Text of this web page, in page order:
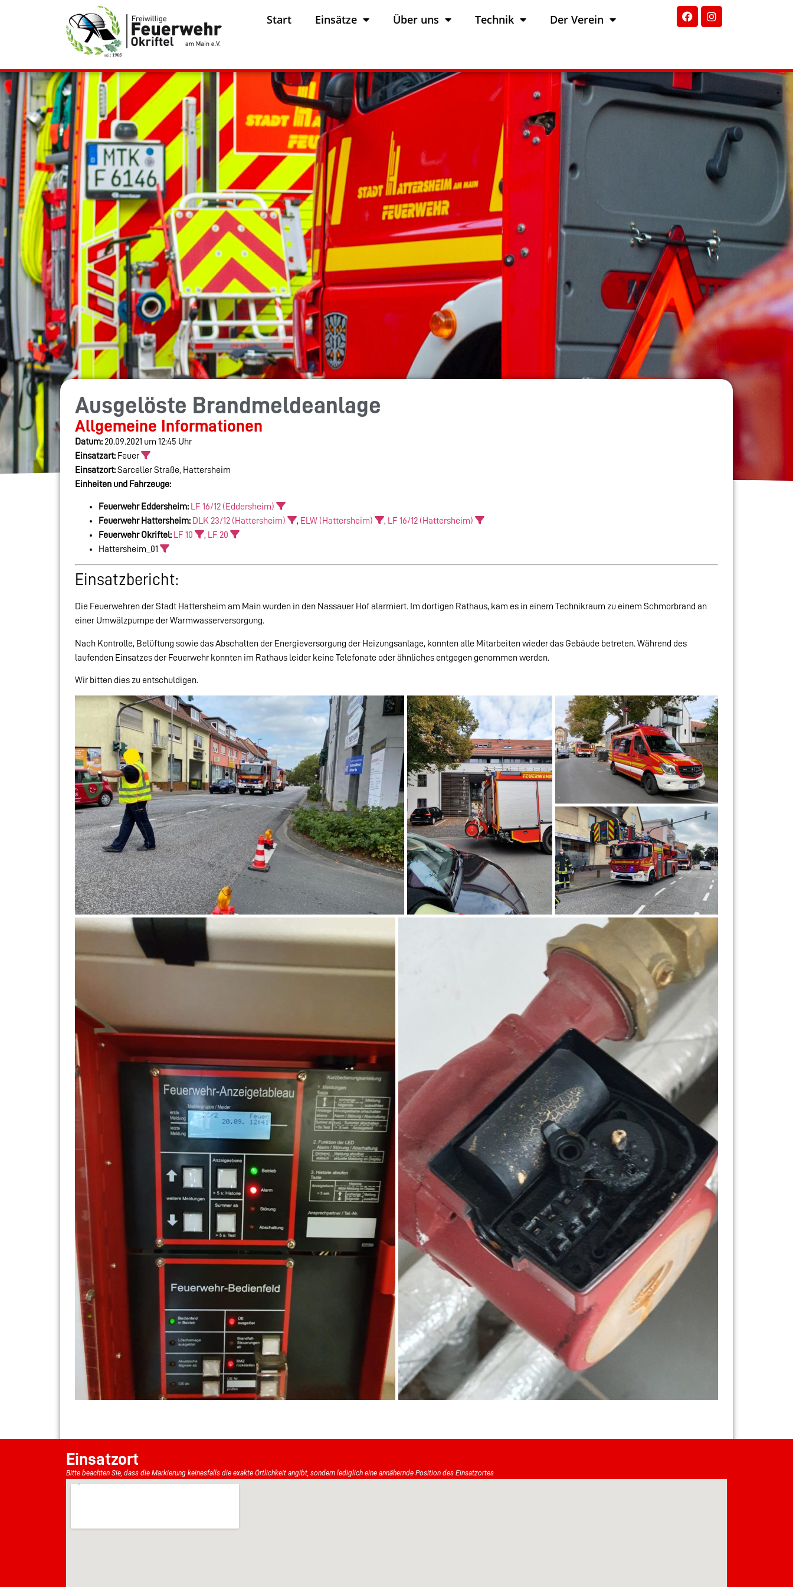
Start Einsätze Über uns Technik Der Verein
Ausgelöste Brandmeldeanlage
Allgemeine Informationen
Datum: 20.09.2021 um 12:45 Uhr
Einsatzart: Feuer
Einsatzort:Sarceller Straße, Hattersheim
Einheiten und Fahrzeuge:
Feuerwehr Eddersheim:
LF 16/12 (Eddersheim)
Feuerwehr Hattersheim: DLK 23/12 (Hattersheim) , ELW (Hattersheim) ,
LF 16/12 (Hattersheim)
Feuerwehr Okriftel:
LF 10 ,
LF 20
Hattersheim_01
Einsatzbericht:
Die Feuerwehren der Stadt Hattersheim am Main wurden in den Nassauer Hof alarmiert. Im dortigen Rathaus, kam es in einem Technikraum zu einem Schmorbrand an
einer Umwälzpumpe der Warmwasserversorgung.
Nach Kontrolle, Belüftung sowie das Abschalten der Energieversorgung der Heizungsanlage, konnten alle Mitarbeiten wieder das Gebäude betreten. Während des
laufenden Einsatzes der Feuerwehr konnten im Rathaus leider keine Telefonate oder ähnliches entgegen genommen werden.
Wir bitten dies zu entschuldigen.
Einsatzort
Bitte beachten Sie, dass die Markierung keinesfalls die exakte Örtlichkeit angibt, sondern lediglich eine annähernde Position des Einsatzortes